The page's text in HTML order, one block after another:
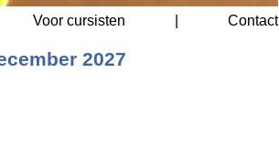
Voor cursisten Contact
2027